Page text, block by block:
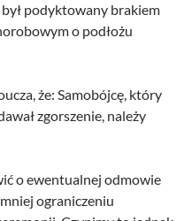
podyktowany brakiem
o podłożu
że: Samobójcę, który
zgorszenie, należy
o ewentualnej odmowie
ograniczeniu